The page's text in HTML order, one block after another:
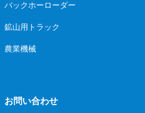
バックホーローダー
鉱山用トラック
農業機械
お問い合わせ